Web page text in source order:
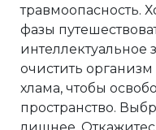
травмоопасность.
фазы
интеллектуальное
очистить
хлама, чтобы
пространство.